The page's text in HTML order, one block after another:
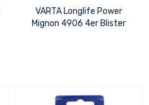
VARTA Longlife Power
Mignon 4906 4er Blister